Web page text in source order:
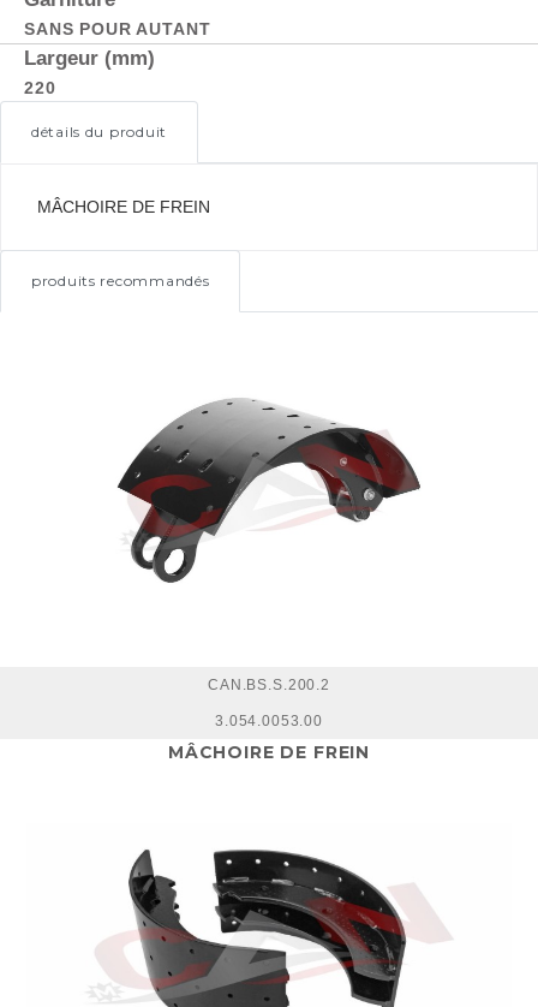
SANS POUR AUTANT
Largeur (mm)
220
détails du produit
MÂCHOIRE DE FREIN
produits recommandés
CAN.BS.S.200.2
3.054.0053.00
MÂCHOIRE DE FREIN